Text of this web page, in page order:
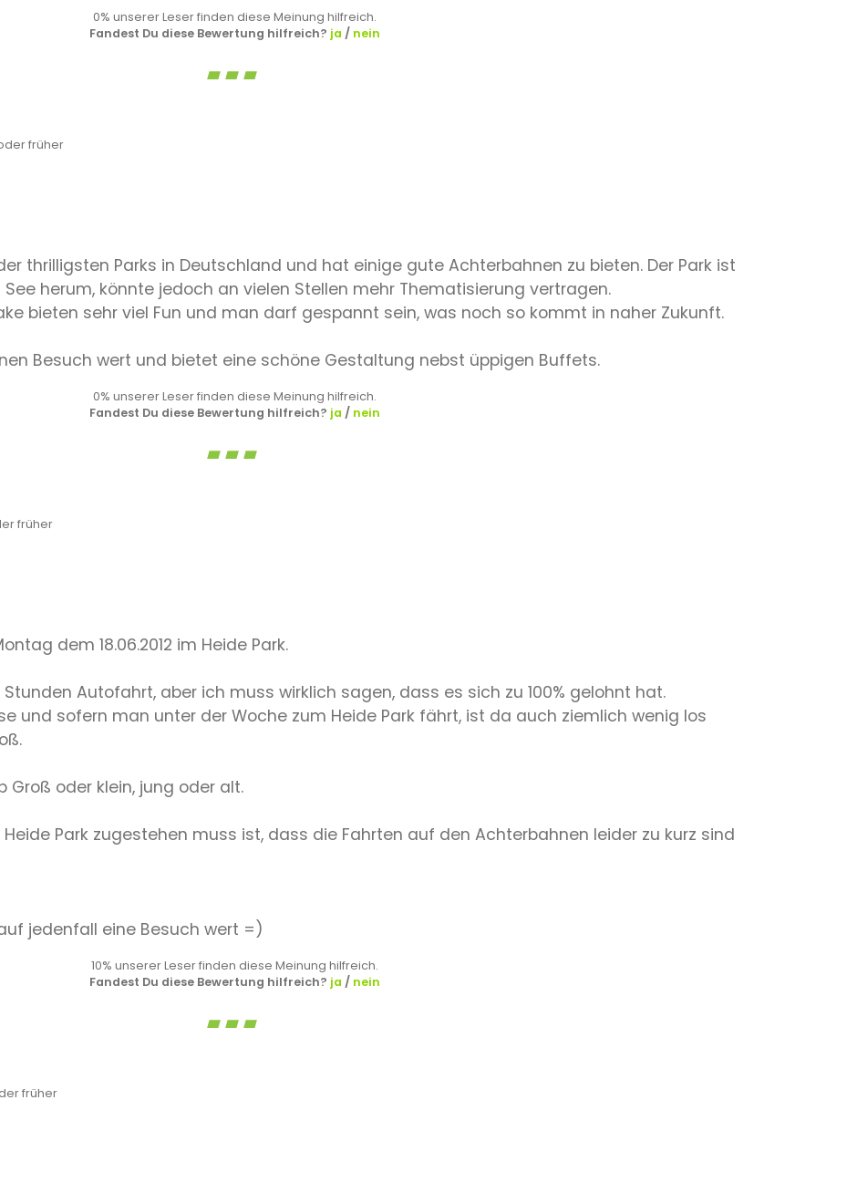
0% unserer Leser finden diese Meinung hilfreich.
Fandest Du diese Bewertung hilfreich? ja / nein
früher
thrilligsten Parks in Deutschland und hat einige gute Achterbahnen zu bieten. Der Park ist
herum, könnte jedoch an vielen Stellen mehr Thematisierung vertragen.
bieten sehr viel Fun und man darf gespannt sein, was noch so kommt in naher Zukunft.
Besuch wert und bietet eine schöne Gestaltung nebst üppigen Buffets.
0% unserer Leser finden diese Meinung hilfreich.
Fandest Du diese Bewertung hilfreich? ja / nein
früher
dem 18.06.2012 im Heide Park.
Autofahrt, aber ich muss wirklich sagen, dass es sich zu 100% gelohnt hat.
und sofern man unter der Woche zum Heide Park fährt, ist da auch ziemlich wenig los
Groß oder klein, jung oder alt.
Park zugestehen muss ist, dass die Fahrten auf den Achterbahnen leider zu kurz sind
jedenfall eine Besuch wert =)
10% unserer Leser finden diese Meinung hilfreich.
Fandest Du diese Bewertung hilfreich? ja / nein
früher